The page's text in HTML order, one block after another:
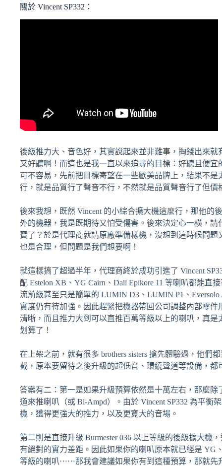
關於 Vincent SP332：
後級推力大、音色好，其實說起來並非難事，掏錢出來就
又好聽啊！而這也是我一直以來追尋的目標：好聽且便宜
可不容易，先前把目標寄望在一些歐美品牌上，結果不
行，就是品質行了聲音不行，不然就是品質聲音行了但
後來我想，既然 Vincent 的小綜合擴大機這麼行，那他的
外的機器，我是既期待又怕受傷害。後來決定心一橫，
寶了？於是代理商就請原廠準備樣機，沒想到這時候問
也是合理，但問題是我們想要啊！
就這樣搞了超過半年，代理商終於成功引進了 Vincent
配 Estelon XB、YG Cairn、Dali Epikore 11 等喇叭都能
流前級甚至只是簡單的 LUMIN D3、LUMIN P1、
實度仍有待加強。因此趕緊把機器帶回公司調整內部零
清晰，而且推力大到可以直推百萬等級以上的喇叭，真
划算了！
在上架之前，就有很多 brothers sisters 搶先體驗過，他
截，原本要留待之後升級的超低音、環繞聲道等設備，
答案有二：第一是如果升級預算依然是十萬左右，那麼除
道來推喇叭（或 Bi-Ampd）。由於 Vincent SP332 為平衡
機，獲得更強大的推力，以及更寬大的音場。
第二則是直接升級 Burmester 036 以上等級的後級擴大機
有絕對的實力差距。因此如果你的喇叭原本就已經是 YG
等級的喇叭⋯⋯那我會建議如果你有到這種預算，那就先